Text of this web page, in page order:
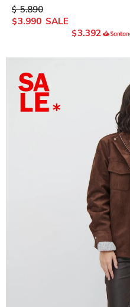
$ 5.890
$3.990
$3.392